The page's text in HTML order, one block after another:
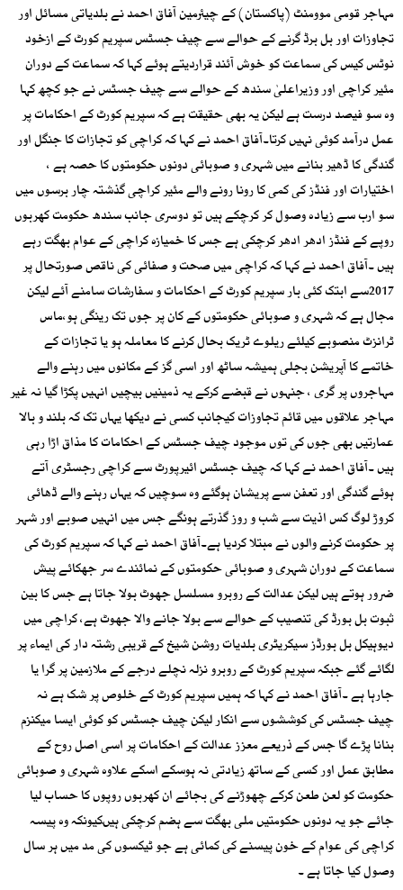
مہاجر قومی موومنٹ (پاکستان) کے چیئرمین آفاق احمد نے بلدیاتی مسائل اور
تجاوزات اور بل برڈ گرنے کے حوالے سے چیف جسٹس سپریم کورٹ کے ازخود
نوٹس کیس کی سماعت کو خوش آئند قراردیتے ہوئے کہا کہ سماعت کے دوران
مئیر کراچی اور وزیراعلیٰ سندھ کے حوالے سے چیف جسٹس نے جو کچھ کہا
وہ سو فیصد درست ہے لیکن یہ بھی حقیقت ہے کہ سپریم کورٹ کے احکامات پر
عمل درآمد کوئی نہیں کرتا۔آفاق احمد نے کہا کہ کراچی کو تجازات کا جنگل اور
گندگی کا ڈھیر بنانے میں شہری و صوبائی دونوں حکومتوں کا حصہ ہے ،
اختیارات اور فنڈز کی کمی کا رونا رونے والے مئیر کراچی گذشتہ چار برسوں میں
سو ارب سے زیادہ وصول کر کرچکے ہیں تو دوسری جانب سندھ حکومت کھربوں
روپے کے فنڈز ادھر ادھر کرچکی ہے جس کا خمیازہ کراچی کے عوام بھگت رہے
ہیں ۔آفاق احمد نے کہا کہ کراچی میں صحت و صفائی کی ناقص صورتحال پر
2017سے ابتک کئی بار سپریم کورٹ کے احکامات و سفارشات سامنے آئے لیکن
مجال ہے کہ شہری و صوبائی حکومتوں کے کان پر جوں تک رینگی ہو،ماس
ٹرانزٹ منصوبے کیلئے ریلوے ٹریک بحال کرنے کا معاملہ ہو یا تجازات کے
خاتمے کا آپریشن بجلی ہمیشہ ساٹھ اور اسی گز کے مکانوں میں رہنے والے
مہاجروں پر گری ، جنہوں نے قبضے کرکے یہ ذمینیں بیچیں انہیں پکڑا گیا نہ غیر
مہاجر علاقوں میں قائم تجاوزات کیجانب کسی نے دیکھا یہاں تک کہ بلند و بالا
عمارتیں بھی جوں کی توں موجود چیف جسٹس کے احکامات کا مذاق اڑا رہی
ہیں ۔آفاق احمد نے کہا کہ چیف جسٹس ائیرپورٹ سے کراچی رجسٹری آتے
ہوئے گندگی اور تعفن سے پریشان ہوگئے وہ سوچیں کہ یہاں رہنے والے ڈھائی
کروڑ لوگ کس اذیت سے شب و روز گذرتے ہونگے جس میں انہیں صوبے اور شہر
پر حکومت کرنے والوں نے مبتلا کردیا ہے۔آفاق احمد نے کہا کہ سپریم کورٹ کی
سماعت کے دوران شہری و صوبائی حکومتوں کے نمائندے سر جھکائے پیش
ضرور ہوتے ہیں لیکن عدالت کے روبرو مسلسل جھوٹ بولا جاتا ہے جس کا بین
ثبوت بل بورڈ کی تنصیب کے حوالے سے بولا جانے والا جھوٹ ہے، کراچی میں
دیوہیکل بل بورڈز سیکریٹری بلدیات روشن شیخ کے قریبی رشتہ دار کی ایماء پر
لگائے گئے جبکہ سپریم کورٹ کے روبرو نزلہ نچلے درجے کے ملازمین پر گرا یا
جارہا ہے ۔آفاق احمد نے کہا کہ ہمیں سپریم کورٹ کے خلوص پر شک ہے نہ
چیف جسٹس کی کوششوں سے انکار لیکن چیف جسٹس کو کوئی ایسا میکنزم
بنانا پڑے گا جس کے ذریعے معزز عدالت کے احکامات پر اسی اصل روح کے
مطابق عمل اور کسی کے ساتھ زیادتی نہ ہوسکے اسکے علاوہ شہری و صوبائی
حکومت کو لعن طعن کرکے چھوڑنے کی بجائے ان کھربوں روپوں کا حساب لیا
جائے جو یہ دونوں حکومتیں ملی بھگت سے ہضم کرچکی ہیںکیونکہ وہ پیسہ
کراچی کی عوام کے خون پیسنے کی کمائی ہے جو ٹیکسوں کی مد میں ہر سال
وصول کیا جاتا ہے ۔